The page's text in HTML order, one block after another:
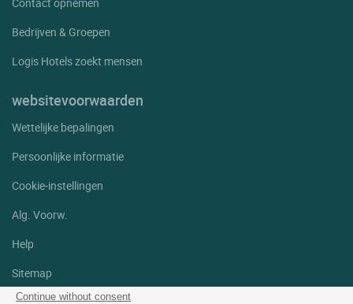
Continue without consent
Contact opnemen
Bedrijven & Groepen
Logis Hotels zoekt mensen
websitevoorwaarden
Wettelijke bepalingen
Persoonlijke informatie
Cookie-instellingen
Alg. Voorw.
Help
Sitemap